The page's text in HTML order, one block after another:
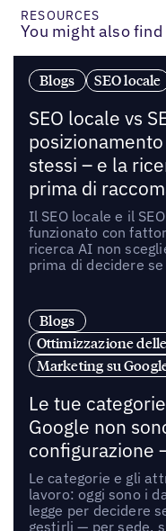
RESOURCES
You might also
Blogs SEO locale
SEO locale vs
stessi – e la
prima di
Il SEO locale e il
funzionato con
ricerca AI non
prima di decidere
Blogs
Ottimizzazione
Marketing su
Le tue
Google non
configurazione
Le categorie e gli
lavoro: oggi sono i
legge per decidere
gestirli — per sede,